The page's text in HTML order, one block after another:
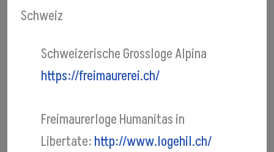
Schweiz
Schweizerische Grossloge Alpina
https://freimaurerei.ch/
Freimaurerloge Humanitas in
Libertate:http://www.logehil.ch/